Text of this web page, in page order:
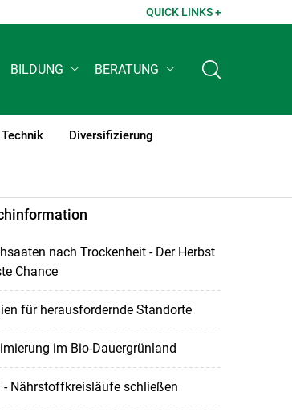
QUICK LINKS +
BILDUNG BERATUNG
Diversifizierung
nach Trockenheit - Der Herbst
Chance
für herausfordernde Standorte
im Bio-Dauergrünland
- Nährstoffkreisläufe schließen